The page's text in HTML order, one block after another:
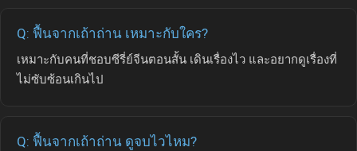
Q: ฟื้นจากเถ้าถ่าน เหมาะกับใคร?
เหมาะกับคนที่ชอบซีรี่ย์จีนตอนสั้น เดินเรื่องไว และอยากดูเรื่องที่
ไม่ซับซ้อนเกินไป
Q: ฟื้นจากเถ้าถ่าน ดูจบไวไหม?